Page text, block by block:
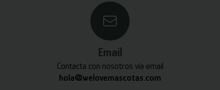
Email
Contacta con nosotros vía email
hola@welovemascotas.com